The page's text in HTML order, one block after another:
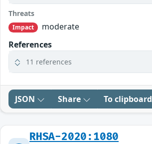
Threats
Impact
moderate
References
11 references
JSON Share To clipboard
RHSA-2020:1080